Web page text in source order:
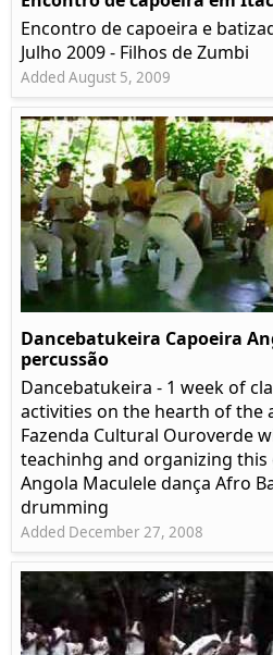
Encontro de capoeira e
Julho 2009 - Filhos de Zumbi
Added August 5, 2009
Dancebatukeira Capoeira
percussão
Dancebatukeira - 1 week of
activities on the hearth of the
Fazenda Cultural Ouroverde
teachinhg and organizing
Angola Maculele dança Afro
drumming
Added December 27, 2008